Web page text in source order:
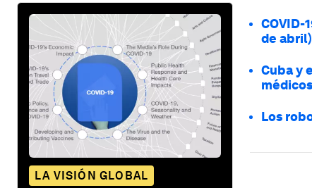
LA VISIÓN GLOBAL
COVID-
de abril)
Cuba y
Los